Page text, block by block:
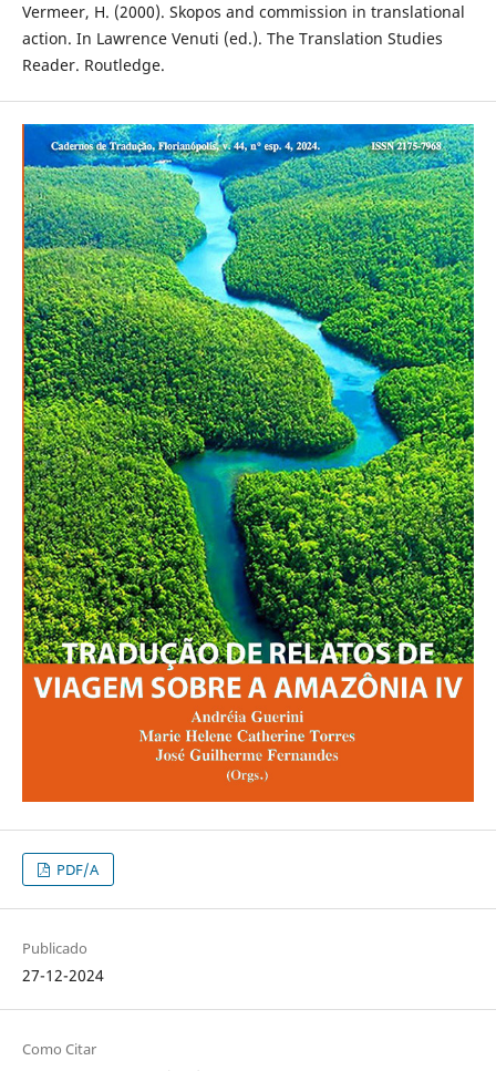
Vermeer, H. (2000). Skopos and commission in translational
action. In Lawrence Venuti (ed.). The Translation Studies
Reader. Routledge.
PDF/A
Publicado
27-12-2024
Como Citar